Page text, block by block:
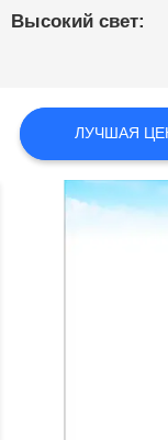
Высокий свет:
ЛУЧШАЯ